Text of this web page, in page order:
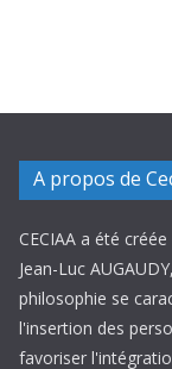
A propos de
CECIAA a été
Jean-Luc
philosophie se
l'insertion des
favoriser